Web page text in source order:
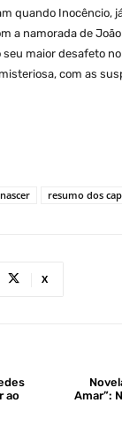
quando Inocêncio,
a namorada de João
seu maior desafeto
com as
resumo dos
X
ao
Amar”: